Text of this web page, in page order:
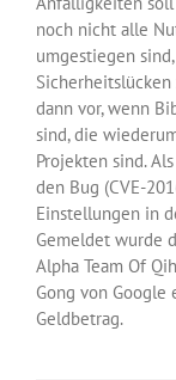
noch nicht alle
umgestiegen
dann vor, wenn
sind, die
Projekten sind.
den Bug (CVE-
Einstellungen in
Gemeldet wurde
Alpha Team Of
Gong von
Geldbetrag.